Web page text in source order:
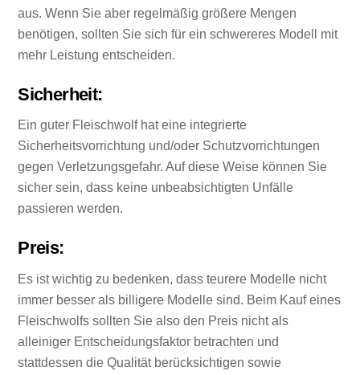
aus. Wenn Sie aber regelmäßig größere Mengen
benötigen, sollten Sie sich für ein schwereres Modell mit
mehr Leistung entscheiden.
Sicherheit:
Ein guter Fleischwolf hat eine integrierte
Sicherheitsvorrichtung und/oder Schutzvorrichtungen
gegen Verletzungsgefahr. Auf diese Weise können Sie
sicher sein, dass keine unbeabsichtigten Unfälle
passieren werden.
Preis:
Es ist wichtig zu bedenken, dass teurere Modelle nicht
immer besser als billigere Modelle sind. Beim Kauf eines
Fleischwolfs sollten Sie also den Preis nicht als
alleiniger Entscheidungsfaktor betrachten und
stattdessen die Qualität berücksichtigen sowie